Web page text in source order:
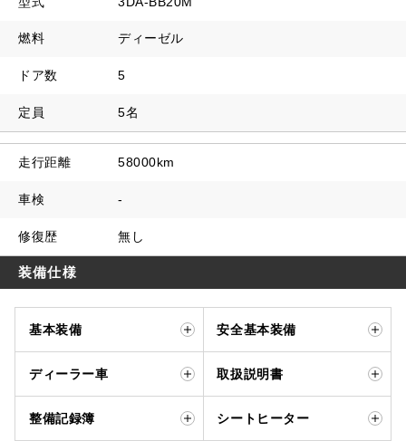
燃料 ディーゼル
ドア数 5
定員 5名
走行距離 58000km
車検 -
修復歴 無し
装備仕様
基本装備 安全基本装備
ディーラー車 取扱説明書
整備記録簿 シートヒーター